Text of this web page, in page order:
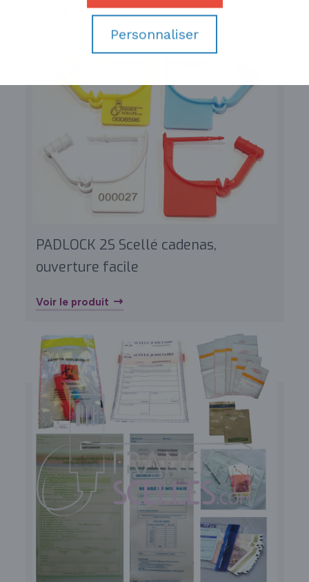
Personnaliser
Voir le produit
PADLOCK 2S Scellé cadenas,
ouverture facile
Voir le produit